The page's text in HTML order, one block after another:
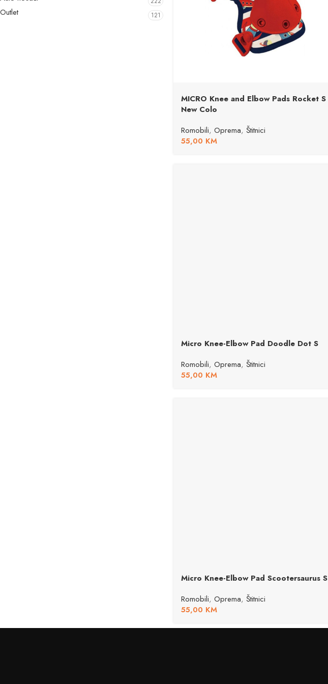
Outlet 121
MICRO Knee and Elbow Pads Rocket S
New Colo
Romobili, Oprema, Štitnici
55,00 KM
Micro Knee-Elbow Pad Doodle Dot S
Romobili, Oprema, Štitnici
55,00 KM
Micro Knee-Elbow Pad Scootersaurus S
Romobili, Oprema, Štitnici
55,00 KM